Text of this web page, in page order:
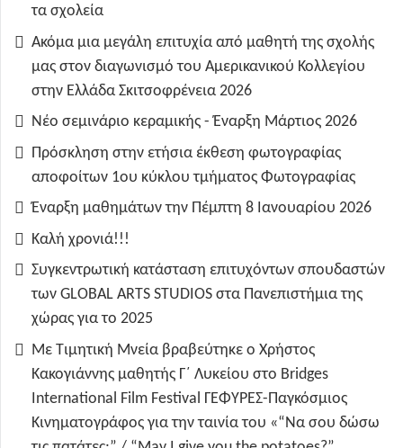
τα σχολεία
Ακόμα μια μεγάλη επιτυχία από μαθητή της σχολής
μας στον διαγωνισμό του Αμερικανικού Κολλεγίου
στην Ελλάδα Σκιτσοφρένεια 2026
Νέο σεμινάριο κεραμικής - Έναρξη Μάρτιος 2026
Πρόσκληση στην ετήσια έκθεση φωτογραφίας
αποφοίτων 1ου κύκλου τμήματος Φωτογραφίας
Έναρξη μαθημάτων την Πέμπτη 8 Ιανουαρίου 2026
Καλή χρονιά!!!
Συγκεντρωτική κατάσταση επιτυχόντων σπουδαστών
των GLOBAL ARTS STUDIOS στα Πανεπιστήμια της
χώρας για το 2025
Με Τιμητική Μνεία βραβεύτηκε ο Χρήστος
Κακογιάννης μαθητής Γ΄ Λυκείου στο Bridges
International Film Festival ΓΕΦΥΡΕΣ-Παγκόσμιος
Κινηματογράφος για την ταινία του «“Να σου δώσω